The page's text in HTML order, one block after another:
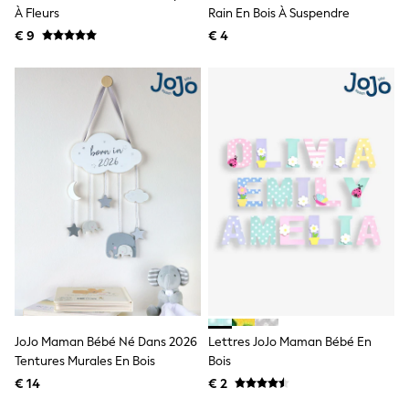
Havaianas
Rayban
Skechers
New In
New in from Next
New In
Trending: Top & Short Sets
Trending: Clogs
Toy Story
THE SET
50 - 92cm
98 - 110cm
140 - 174cm
All Clothing
Dresses
Shorts & Skirts
À Fleurs
€ 9
Rain En Bois À Suspendre
€ 4
JoJo Maman Bébé Né Dans 2026
Tentures Murales En Bois
€ 14
Lettres JoJo Maman Bébé En
Bois
€ 2